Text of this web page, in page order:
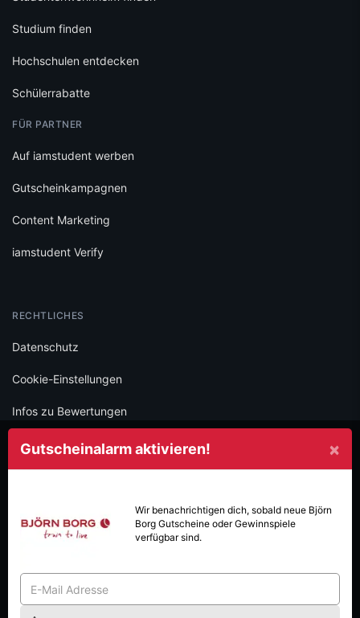
×
Gutscheinalarm aktivieren!
Wir benachrichtigen dich, sobald neue Björn
BorgGutscheine oder Gewinnspiele
verfügbar sind.
Studium finden
Hochschulen entdecken
Schülerrabatte
FÜR PARTNER
Auf iamstudent werben
Gutscheinkampagnen
Content Marketing
iamstudent Verify
RECHTLICHES
Datenschutz
Cookie-Einstellungen
Infos zu Bewertungen
AGB
Folge iamstudent und verpasse keine Deals mehr.